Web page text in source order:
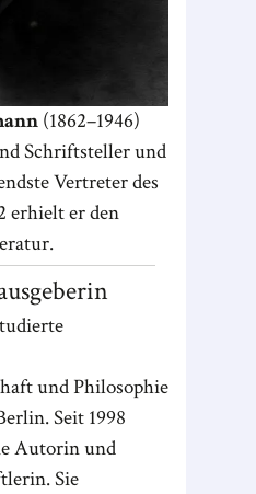
(1862–1946)
Schriftsteller und
Vertreter des
erhielt er den
und Philosophie
Seit 1998
Autorin und
Sie